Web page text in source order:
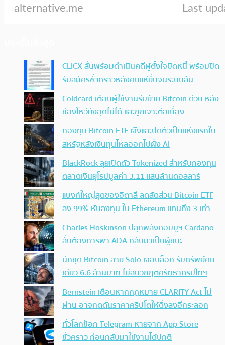
CLICX ลั่นพร้อมดำเนินคดีผู้ตั้งใจบิดหนี้ พร้อมปิด
รับสมัครชั่วคราวหลังคนแห่ยื่นจนระบบล้น
Coldcard เตือนผู้ใช้งานรีบย้าย Bitcoin ด่วน หลัง
ช่องโหว่ยังอุดไม่ได้ และถูกเจาะต่อเนื่อง
กองทุน Bitcoin ETF เจ๊งและปิดตัวเป็นแห่งแรกใน
สหรัฐหลังเงินทุนไหลออกไปฝั่ง AI
BlackRock ลุยเปิดตัว Tokenized สำหรับกองทุน
ตลาดเงินยุโรปมูลค่า 3.11 แสนล้านดอลลาร์
แบงก์ใหญ่สุดของอิตาลี ลดสัดส่วน Bitcoin ETF
ลง 99% หันลงทุน ใน Ethereum แทนถึง 3 เท่า
Charles Hoskinson ปลุกพลังคอมมูฯ Cardano
ลั่นต้องการพา ADA กลับมาเป็นผู้ชนะ
นักขุด Bitcoin สาย Solo เจอบล็อก รับทรัพย์คน
เดียว 6.6 ล้านบาท ไม่สนวิกฤตศรัทธาคริปโทฯ
Bernstein เตือนหากกฎหมาย CLARITY Act ไม่
ผ่าน อาจกดดันราคาคริปโตให้ดิ่งลงอีกระลอก
ทั่วโลกช็อก Telegram หายจาก App Store
ชั่วคราว ก่อนกลับมาใช้งานได้ปกติ